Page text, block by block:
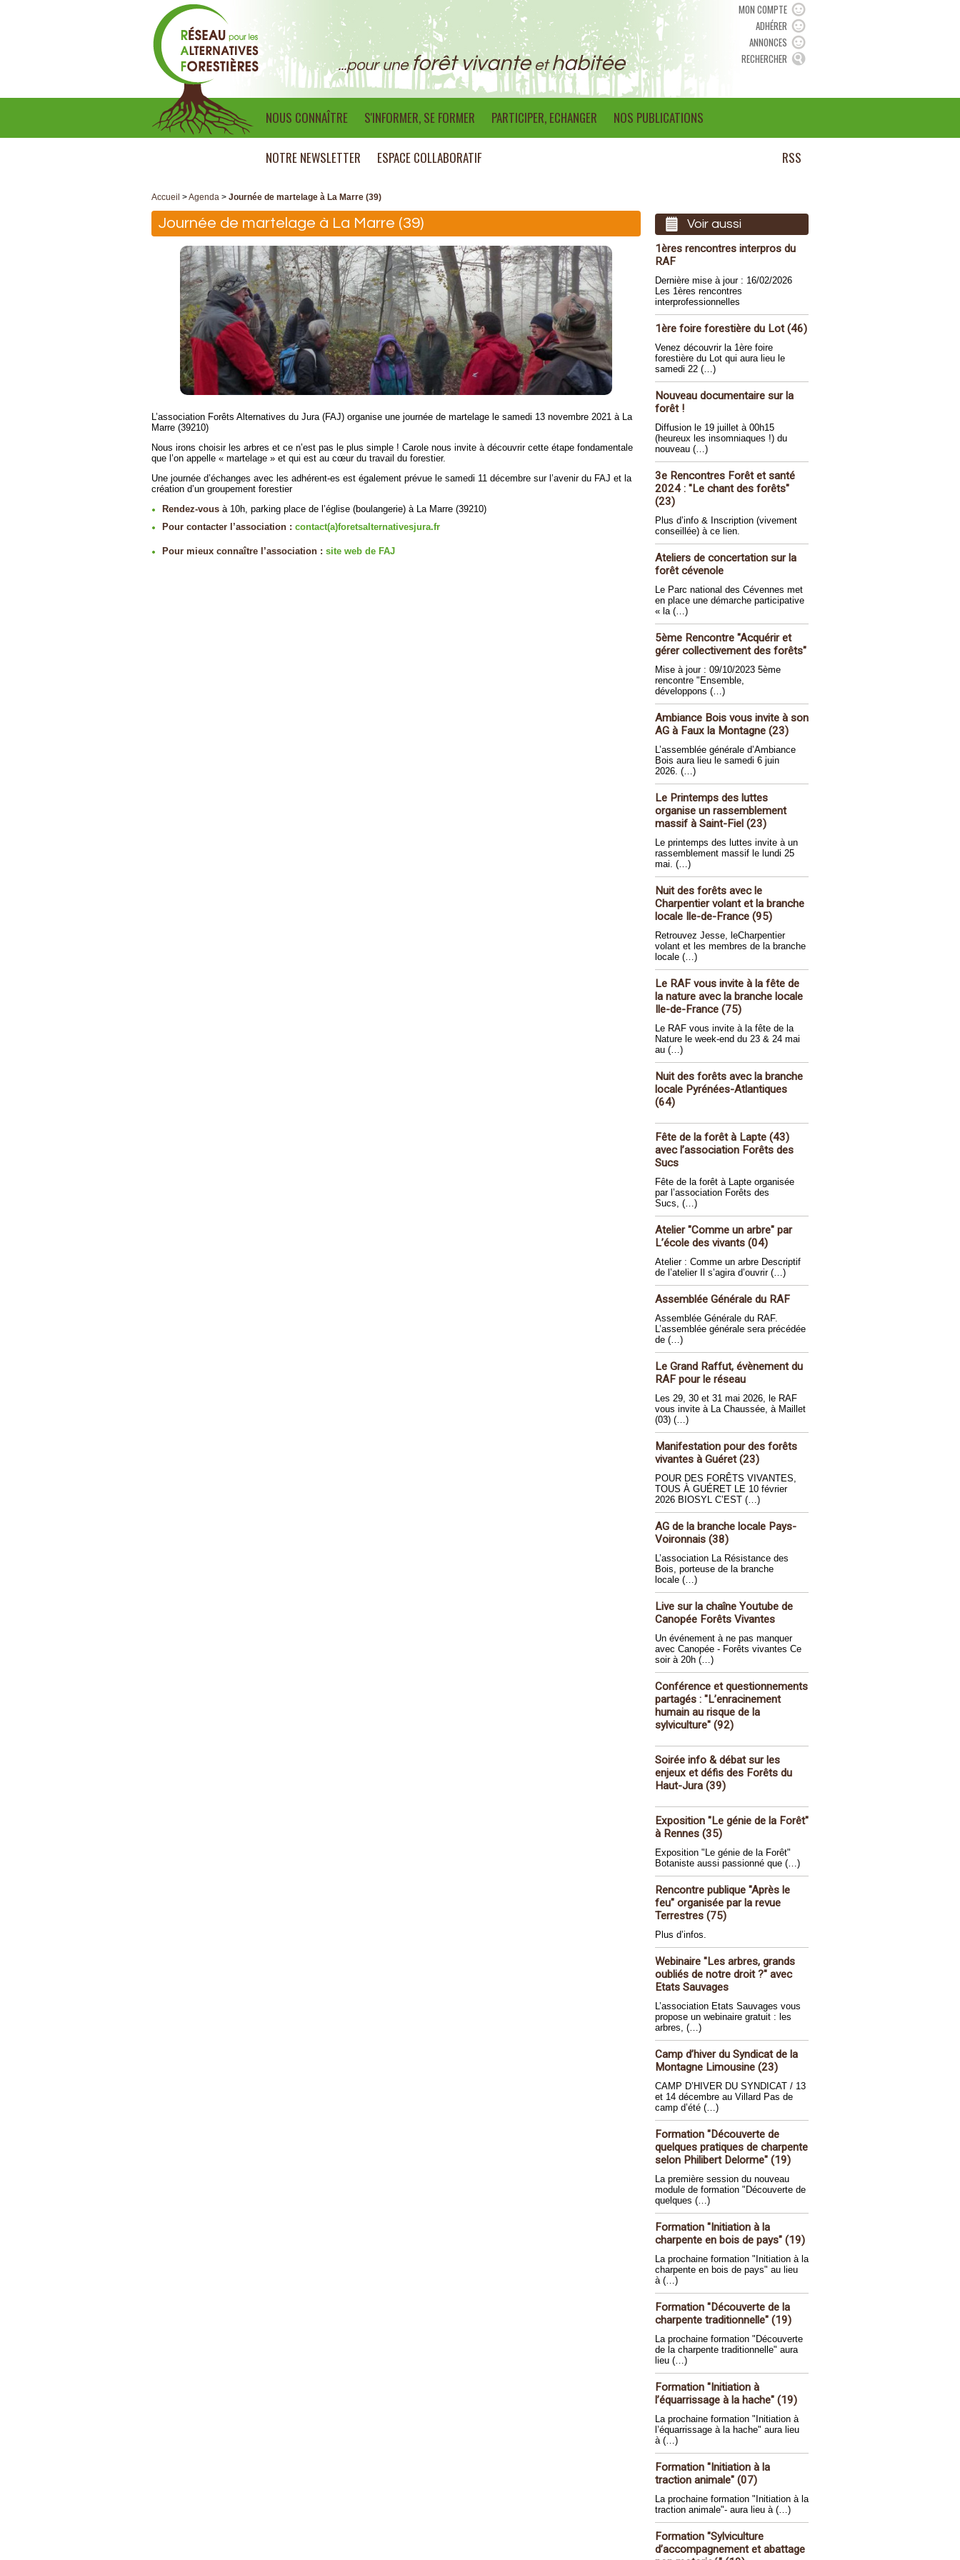
...pour uneforêt vivanteethabitée
MON COMPTE
ADHÉRER
ANNONCES
RECHERCHER
NOUS CONNAÎTRE S'INFORMER, SE FORMER PARTICIPER, ECHANGER NOS PUBLICATIONS
NOTRE NEWSLETTER ESPACE COLLABORATIF RSS
Accueil >Agenda > Journée de martelage à La Marre (39)
Journée de martelage à La Marre (39)
L’association Forêts Alternatives du Jura (FAJ) organise une journée de martelage le samedi 13 novembre 2021 à La
Marre (39210)
Nous irons choisir les arbres et ce n’est pas le plus simple ! Carole nous invite à découvrir cette étape fondamentale
que l’on appelle « martelage » et qui est au cœur du travail du forestier.
Une journée d’échanges avec les adhérent-es est également prévue le samedi 11 décembre sur l’avenir du FAJ et la
création d’un groupement forestier
Rendez-vous à 10h, parking place de l’église (boulangerie) à La Marre (39210)
Pour contacter l’association : contact(a)foretsalternativesjura.fr
Pour mieux connaître l’association : site web de FAJ
Voir aussi
1ères rencontres interpros du
RAF
Dernière mise à jour : 16/02/2026
Les 1ères rencontres
interprofessionnelles
1ère foire forestière du Lot (46)
Venez découvrir la 1ère foire
forestière du Lot qui aura lieu le
samedi 22 (…)
Nouveau documentaire sur la
forêt !
Diffusion le 19 juillet à 00h15
(heureux les insomniaques !) du
nouveau (…)
3e Rencontres Forêt et santé
2024 : "Le chant des forêts"
(23)
Plus d’info & Inscription (vivement
conseillée) à ce lien.
Ateliers de concertation sur la
forêt cévenole
Le Parc national des Cévennes met
en place une démarche participative
« la (…)
5ème Rencontre "Acquérir et
gérer collectivement des forêts"
Mise à jour : 09/10/2023 5ème
rencontre "Ensemble,
développons (…)
Ambiance Bois vous invite à son
AG à Faux la Montagne (23)
L’assemblée générale d’Ambiance
Bois aura lieu le samedi 6 juin
2026. (…)
Le Printemps des luttes
organise un rassemblement
massif à Saint-Fiel (23)
Le printemps des luttes invite à un
rassemblement massif le lundi 25
mai. (…)
Nuit des forêts avec le
Charpentier volant et la branche
locale Ile-de-France (95)
Retrouvez Jesse, leCharpentier
volant et les membres de la branche
locale (…)
Le RAF vous invite à la fête de
la nature avec la branche locale
Ile-de-France (75)
Le RAF vous invite à la fête de la
Nature le week-end du 23 & 24 mai
au (…)
Nuit des forêts avec la branche
locale Pyrénées-Atlantiques
(64)
Fête de la forêt à Lapte (43)
avec l’association Forêts des
Sucs
Fête de la forêt à Lapte organisée
par l’association Forêts des
Sucs, (…)
Atelier "Comme un arbre" par
L’école des vivants (04)
Atelier : Comme un arbre Descriptif
de l’atelier Il s’agira d’ouvrir (…)
Assemblée Générale du RAF
Assemblée Générale du RAF.
L’assemblée générale sera précédée
de (…)
Le Grand Raffut, évènement du
RAF pour le réseau
Les 29, 30 et 31 mai 2026, le RAF
vous invite à La Chaussée, à Maillet
(03) (…)
Manifestation pour des forêts
vivantes à Guéret (23)
POUR DES FORÊTS VIVANTES,
TOUS À GUÉRET LE 10 février
2026 BIOSYL C’EST (…)
AG de la branche locale Pays-
Voironnais (38)
L’association La Résistance des
Bois, porteuse de la branche
locale (…)
Live sur la chaîne Youtube de
Canopée Forêts Vivantes
Un événement à ne pas manquer
avec Canopée - Forêts vivantes Ce
soir à 20h (…)
Conférence et questionnements
partagés : "L’enracinement
humain au risque de la
sylviculture" (92)
Soirée info & débat sur les
enjeux et défis des Forêts du
Haut-Jura (39)
Exposition "Le génie de la Forêt"
à Rennes (35)
Exposition "Le génie de la Forêt"
Botaniste aussi passionné que (…)
Rencontre publique "Après le
feu" organisée par la revue
Terrestres (75)
Plus d’infos.
Webinaire "Les arbres, grands
oubliés de notre droit ?" avec
Etats Sauvages
L’association Etats Sauvages vous
propose un webinaire gratuit : les
arbres, (…)
Camp d’hiver du Syndicat de la
Montagne Limousine (23)
CAMP D’HIVER DU SYNDICAT / 13
et 14 décembre au Villard Pas de
camp d’été (…)
Formation "Découverte de
quelques pratiques de charpente
selon Philibert Delorme" (19)
La première session du nouveau
module de formation "Découverte de
quelques (…)
Formation "Initiation à la
charpente en bois de pays" (19)
La prochaine formation "Initiation à la
charpente en bois de pays" au lieu
à (…)
Formation "Découverte de la
charpente traditionnelle" (19)
La prochaine formation "Découverte
de la charpente traditionnelle" aura
lieu (…)
Formation "Initiation à
l’équarrissage à la hache" (19)
La prochaine formation "Initiation à
l’équarrissage à la hache" aura lieu
à (…)
Formation "Initiation à la
traction animale" (07)
La prochaine formation "Initiation à la
traction animale"- aura lieu à (…)
Formation "Sylviculture
d’accompagnement et abattage